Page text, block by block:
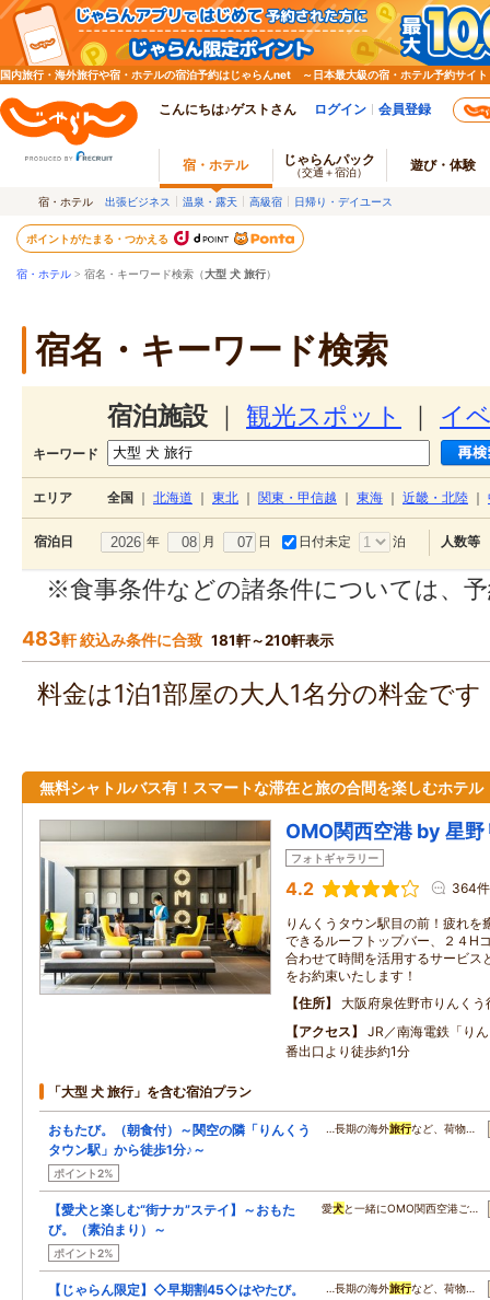
国内旅行・海外旅行や宿・ホテルの宿泊予約はじゃらんnet ～日本最大級の宿・ホテル予約サイト
こんにちは♪ゲストさん ログイン 会員登録
宿・ホテル じゃらんパック
（交通＋宿泊） 遊び・体験
宿・ホテル 出張ビジネス 温泉・露天 高級宿 日帰り・デイユース
ポイントがたまる・つかえる
宿・ホテル > 宿名・キーワード検索（大型 犬 旅行）
宿名・キーワード検索
宿泊施設 観光スポット イ
キーワード
エリア 全国 北海道 東北 関東・甲信越 東海 近畿・北陸
宿泊日 年 月 日 日付未定 泊 人数等
※食事条件などの諸条件については、
483軒 絞込み条件に合致 181軒～210軒表示
料金は1泊1部屋の大人1名分の料金で
無料シャトルバス有！スマートな滞在と旅の合間を楽しむホテル
OMO関西空港 by 星野
フォトギャラリー
4.2 364件
りんくうタウン駅目の前！疲れを
できるルーフトップバー、２４H
合わせて時間を活用するサービス
をお約束いたします！
住所
大阪府泉佐野市りんく
アクセス
JR／南海電鉄「り
番出口より徒歩約1分
「大型 犬 旅行」を含む宿泊プラン
おもたび。（朝食付）～関空の隣「りんくう
タウン駅」から徒歩1分♪～
ポイント2%
…長期の海外旅行など、荷物…
【愛犬と楽しむ“街ナカ”ステイ】～おもた
び。（素泊まり）～
ポイント2%
愛犬と一緒にOMO関西空港ご…
【じゃらん限定】◇早期割45◇はやたび。
…長期の海外旅行など、荷物…